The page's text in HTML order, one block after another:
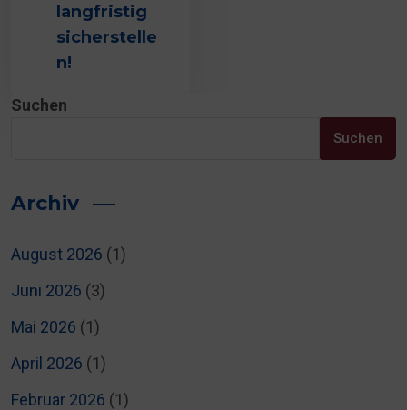
langfristig
sicherstelle
n!
Suchen
Suchen
Archiv
August 2026 (1)
Juni 2026 (3)
Mai 2026 (1)
April 2026 (1)
Februar 2026 (1)